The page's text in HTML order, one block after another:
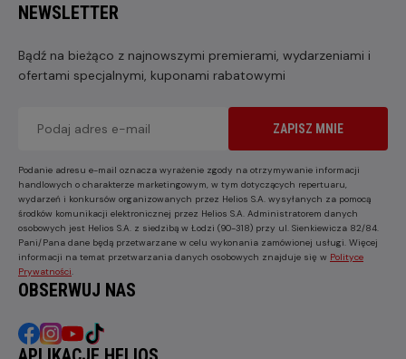
NEWSLETTER
Bądź na bieżąco z najnowszymi premierami, wydarzeniami i
ofertami specjalnymi, kuponami rabatowymi
ZAPISZ MNIE
Podanie adresu e-mail oznacza wyrażenie zgody na otrzymywanie informacji
handlowych o charakterze marketingowym, w tym dotyczących repertuaru,
wydarzeń i konkursów organizowanych przez Helios S.A. wysyłanych za pomocą
środków komunikacji elektronicznej przez Helios S.A. Administratorem danych
osobowych jest Helios S.A. z siedzibą w Łodzi (90-318) przy ul. Sienkiewicza 82/84.
Pani/Pana dane będą przetwarzane w celu wykonania zamówionej usługi. Więcej
informacji na temat przetwarzania danych osobowych znajduje się w Polityce
Prywatności
OBSERWUJ NAS